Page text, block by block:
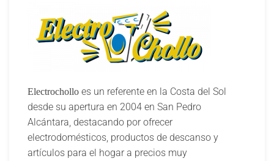
Electrochollo es un referente en la Costa del Sol
desde su apertura en 2004 en San Pedro
Alcántara, destacando por ofrecer
electrodomésticos, productos de descanso y
artículos para el hogar a precios muy